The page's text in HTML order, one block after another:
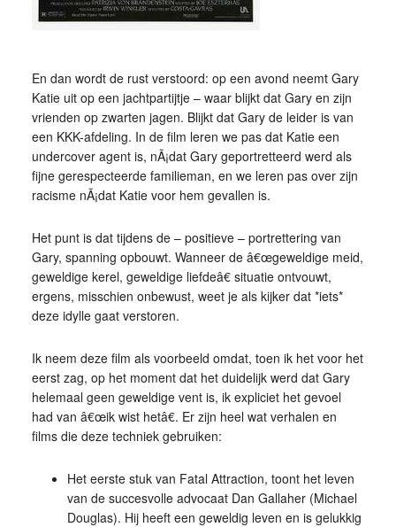
En dan wordt de rust verstoord: op een avond neemt Gary
Katie uit op een jachtpartijtje – waar blijkt dat Gary en zijn
vrienden op zwarten jagen. Blijkt dat Gary de leider is van
een KKK-afdeling. In de film leren we pas dat Katie een
undercover agent is, nÃ¡dat Gary geportretteerd werd als
fijne gerespecteerde familieman, en we leren pas over zijn
racisme nÃ¡dat Katie voor hem gevallen is.
Het punt is dat tijdens de – positieve – portrettering van
Gary, spanning opbouwt. Wanneer de â€œgeweldige meid,
geweldige kerel, geweldige liefdeâ€ situatie ontvouwt,
ergens, misschien onbewust, weet je als kijker dat *iets*
deze idylle gaat verstoren.
Ik neem deze film als voorbeeld omdat, toen ik het voor het
eerst zag, op het moment dat het duidelijk werd dat Gary
helemaal geen geweldige vent is, ik expliciet het gevoel
had van â€œik wist hetâ€. Er zijn heel wat verhalen en
films die deze techniek gebruiken:
Het eerste stuk van Fatal Attraction, toont het leven
van de succesvolle advocaat Dan Gallaher (Michael
Douglas). Hij heeft een geweldig leven en is gelukkig